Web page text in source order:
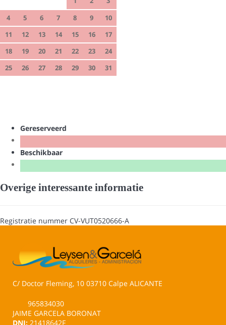
4
5 6 7 8 9
10
11
12 13 14 15 16
17
18
19 20 21 22 23
24
25
26 27 28 29 30 31
Gereserveerd
Beschikbaar
Overige interessante informatie
Registratie nummer CV-VUT0520666-A
C/ Doctor Fleming, 10 03710 Calpe ALICANTE
965834030
JAIME GARCELA BORONAT
DNI: 21418642F